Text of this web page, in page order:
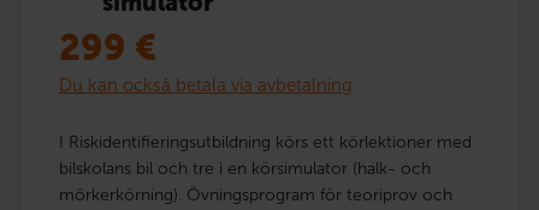
299 €
Du kan också betala via avbetalning
I Riskidentifieringsutbildning körs ett körlektioner med
bilskolans bil och tre i en körsimulator (halk- och
mörkerkörning). Övningsprogram för teoriprov och